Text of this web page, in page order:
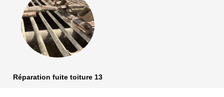
Réparation fuite toiture 13